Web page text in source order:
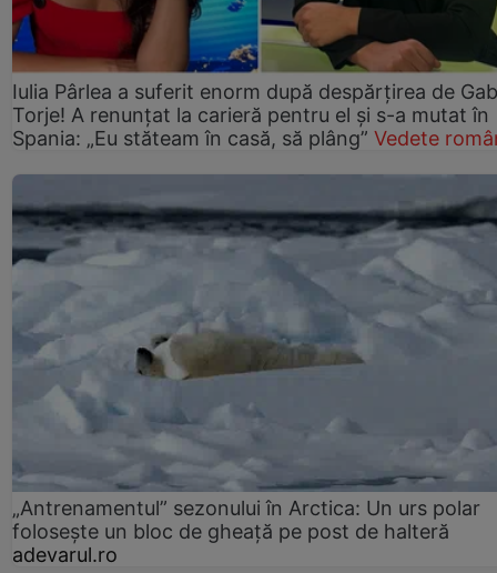
Iulia Pârlea a suferit enorm după despărțirea de
Torje! A renunțat la carieră pentru el și s-a mutat în
Spania: „Eu stăteam în casă, să plâng” Vedete
„Antrenamentul” sezonului în Arctica: Un urs polar
folosește un bloc de gheață pe post de halteră
adevarul.ro